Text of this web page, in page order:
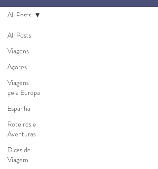
All Posts
Viagens
Açores
Viagens
pela Europa
Espanha
Roteiros e
Aventuras
Dicas de
Viagem
All Posts